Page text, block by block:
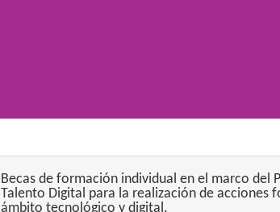
Becas de formación individual en el marco del
Talento Digital para la realización de acciones
ámbito tecnológico y digital.